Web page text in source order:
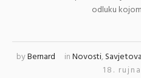
odluku
byBernard inNovosti,
18.